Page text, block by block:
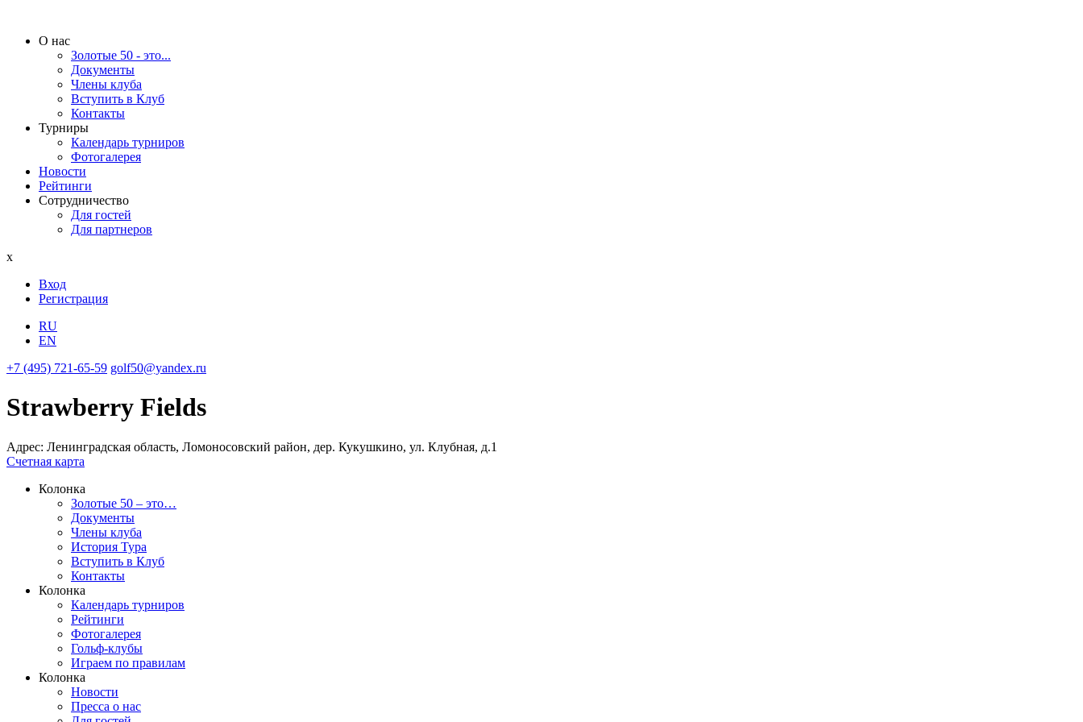
О нас
Золотые 50 - это...
Документы
Члены клуба
Вступить в Клуб
Контакты
Турниры
Календарь турниров
Фотогалерея
Новости
Рейтинги
Сотрудничество
Для гостей
Для партнеров
x
Вход
Регистрация
RU
EN
+7 (495) 721-65-59 golf50@yandex.ru
Strawberry Fields
Адрес: Ленинградская область, Ломоносовский район, дер. Кукушкино, ул. Клубная, д.1
Счетная карта
Колонка
Золотые 50 – это…
Документы
Члены клуба
История Тура
Вступить в Клуб
Контакты
Колонка
Календарь турниров
Рейтинги
Фотогалерея
Гольф-клубы
Играем по правилам
Колонка
Новости
Пресса о нас